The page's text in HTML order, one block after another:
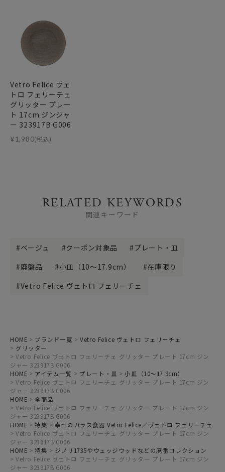
Vetro Felice ヴェ
トロ フェリーチェ
グリッター プレー
ト 17cm ジンジャ
ー 323917B G006
¥1,980(税込)
RELATED KEYWORDS
関連キーワード
ベージュ クーポン対象品
プレート・皿
廃盤品
小皿（10～17.9cm）
在庫限り
Vetro Felice ヴェトロ フェリーチェ
HOME ブランド一覧
Vetro Felice ヴェトロ フェリーチェ
グリッター
Vetro Felice ヴェトロ フェリーチェ グリッター プレート 17cm ジン
ジャー 323917B G006
HOME
アイテム一覧 プレート・皿
小皿（10～17.9cm）
Vetro Felice ヴェトロ フェリーチェ グリッター プレート 17cm ジン
ジャー 323917B G006
HOME
全商品
Vetro Felice ヴェトロ フェリーチェ グリッター プレート 17cm ジン
ジャー 323917B G006
HOME
特集
幸せのガラス食器 Vetro Felice／ヴェトロ フェリーチェ
Vetro Felice ヴェトロ フェリーチェ グリッター プレート 17cm ジン
ジャー 323917B G006
HOME
特集
ジノリ1735やウェッジウッドなどの廃番コレクション
Vetro Felice ヴェトロ フェリーチェ グリッター プレート 17cm ジン
ジャー 323917B G006